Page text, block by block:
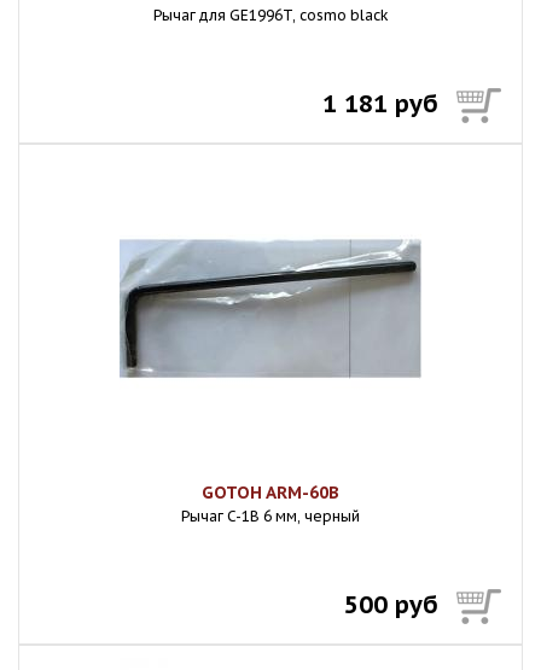
Рычаг для GE1996T, cosmo black
1 181 руб
GOTOH ARM-60B
Рычаг C-1B 6 мм, черный
500 руб